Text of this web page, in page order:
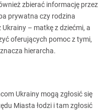
zbierać informację przez
prywatna czy rodzina
– matkę z dziećmi, a
oferujących pomoc z tymi,
hierarcha.
Ukrainy mogą zgłosić się
Miasta łodzi i tam zgłosić